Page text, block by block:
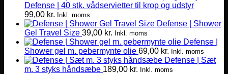
Defense | 40 stk. vådservietter til krop og udstyr
99,00 kr. Inkl. moms
Defense | Shower
Gel Travel Size 39,00 kr. Inkl. moms
Defense |
Shower gel m. pebermynte olie 69,00 kr. Inkl. moms
Defense | Sæt
m. 3 styks håndsæbe 189,00 kr. Inkl. moms